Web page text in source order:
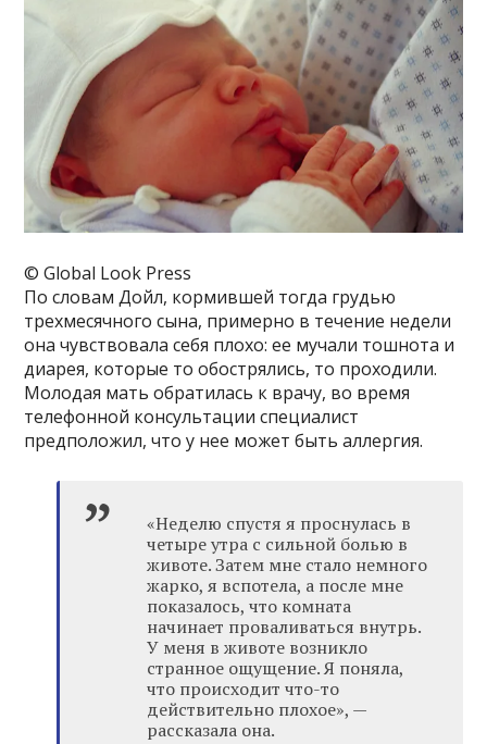
© Global Look Press
По словам Дойл, кормившей тогда грудью
трехмесячного сына, примерно в течение недели
она чувствовала себя плохо: ее мучали тошнота и
диарея, которые то обострялись, то проходили.
Молодая мать обратилась к врачу, во время
телефонной консультации специалист
предположил, что у нее может быть аллергия.
«Неделю спустя я проснулась в
четыре утра с сильной болью в
животе. Затем мне стало немного
жарко, я вспотела, а после мне
показалось, что комната
начинает проваливаться внутрь.
У меня в животе возникло
странное ощущение. Я поняла,
что происходит что-то
действительно плохое», —
рассказала она.